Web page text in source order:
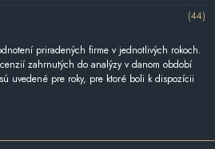
(44)
priradených firme v jednotlivých rokoch.
zahrnutých do analýzy v danom období
uvedené pre roky, pre ktoré boli k dispozícii